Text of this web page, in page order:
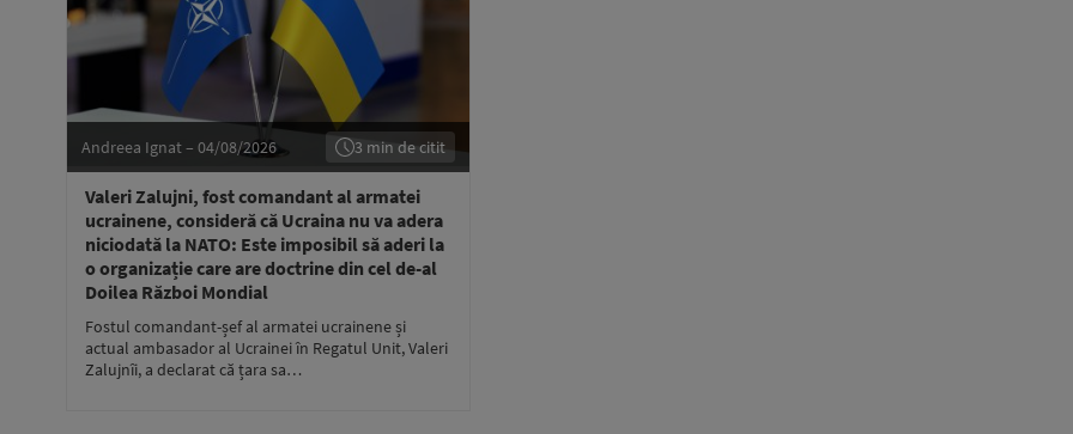
Andreea Ignat – 04/08/2026 3 min de citit
Valeri Zalujni, fost comandant al armatei
ucrainene, consideră că Ucraina nu va adera
niciodată la NATO: Este imposibil să aderi la
o organizație care are doctrine din cel de-al
Doilea Război Mondial
Fostul comandant-șef al armatei ucrainene și
actual ambasador al Ucrainei în Regatul Unit, Valeri
Zalujnîi, a declarat că țara sa…